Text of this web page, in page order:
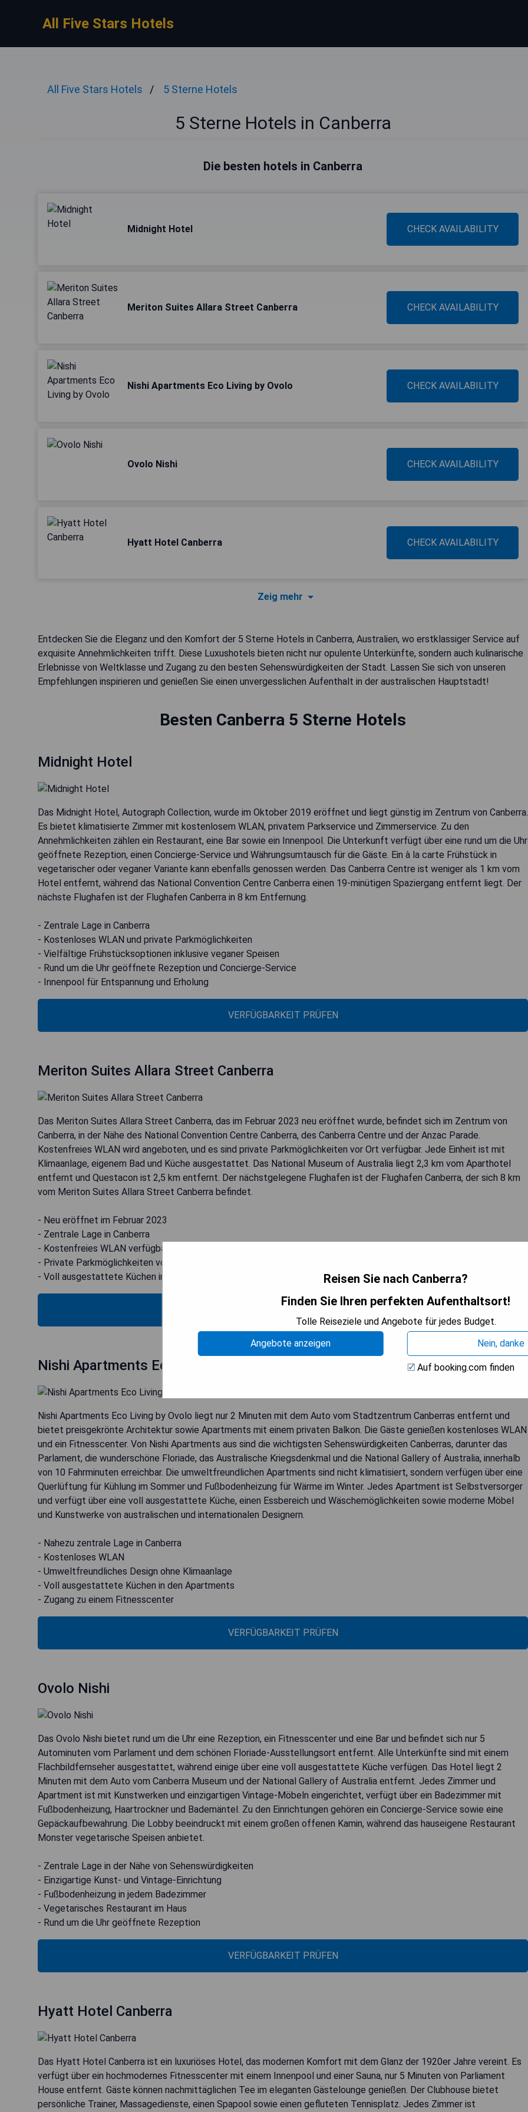
All Five Stars Hotels
All Five Stars Hotels 5 Sterne Hotels
5 Sterne Hotels in Canberra
Die besten hotels in Canberra
Midnight Hotel CHECK AVAILABILITY
Meriton Suites Allara Street Canberra CHECK AVAILABILITY
Nishi Apartments Eco Living by Ovolo CHECK AVAILABILITY
Ovolo Nishi CHECK AVAILABILITY
Hyatt Hotel Canberra CHECK AVAILABILITY
Zeig mehr
Entdecken Sie die Eleganz und den Komfort der 5 Sterne Hotels in Canberra, Australien, wo erstklassiger Service auf
exquisite Annehmlichkeiten trifft. Diese Luxushotels bieten nicht nur opulente Unterkünfte, sondern auch kulinarische
Erlebnisse von Weltklasse und Zugang zu den besten Sehenswürdigkeiten der Stadt. Lassen Sie sich von unseren
Empfehlungen inspirieren und genießen Sie einen unvergesslichen Aufenthalt in der australischen Hauptstadt!
Besten Canberra 5 Sterne Hotels
Midnight Hotel
Das Midnight Hotel, Autograph Collection, wurde im Oktober 2019 eröffnet und liegt günstig im Zentrum von Canberra.
Es bietet klimatisierte Zimmer mit kostenlosem WLAN, privatem Parkservice und Zimmerservice. Zu den
Annehmlichkeiten zählen ein Restaurant, eine Bar sowie ein Innenpool. Die Unterkunft verfügt über eine rund um die Uhr
geöffnete Rezeption, einen Concierge-Service und Währungsumtausch für die Gäste. Ein à la carte Frühstück in
vegetarischer oder veganer Variante kann ebenfalls genossen werden. Das Canberra Centre ist weniger als 1 km vom
Hotel entfernt, während das National Convention Centre Canberra einen 19-minütigen Spaziergang entfernt liegt. Der
nächste Flughafen ist der Flughafen Canberra in 8 km Entfernung.
- Zentrale Lage in Canberra
- Kostenloses WLAN und private Parkmöglichkeiten
- Vielfältige Frühstücksoptionen inklusive veganer Speisen
- Rund um die Uhr geöffnete Rezeption und Concierge-Service
- Innenpool für Entspannung und Erholung
VERFÜGBARKEIT PRÜFEN
Meriton Suites Allara Street Canberra
Das Meriton Suites Allara Street Canberra, das im Februar 2023 neu eröffnet wurde, befindet sich im Zentrum von
Canberra, in der Nähe des National Convention Centre Canberra, des Canberra Centre und der Anzac Parade.
Kostenfreies WLAN wird angeboten, und es sind private Parkmöglichkeiten vor Ort verfügbar. Jede Einheit ist mit
Klimaanlage, eigenem Bad und Küche ausgestattet. Das National Museum of Australia liegt 2,3 km vom Aparthotel
entfernt und Questacon ist 2,5 km entfernt. Der nächstgelegene Flughafen ist der Flughafen Canberra, der sich 8 km
vom Meriton Suites Allara Street Canberra befindet.
- Neu eröffnet im Februar 2023
- Zentrale Lage in Canberra
- Kostenfreies WLAN verfügbar
- Private Parkmöglichkeiten vorhanden
- Voll ausgestattete Küchen in den Einheiten
Nishi Apartments Eco Living by Ovolo
Nishi Apartments Eco Living by Ovolo liegt nur 2 Minuten mit dem Auto vom Stadtzentrum Canberras entfernt und
bietet preisgekrönte Architektur sowie Apartments mit einem privaten Balkon. Die Gäste genießen kostenloses WLAN
und ein Fitnesscenter. Von Nishi Apartments aus sind die wichtigsten Sehenswürdigkeiten Canberras, darunter das
Parlament, die wunderschöne Floriade, das Australische Kriegsdenkmal und die National Gallery of Australia, innerhalb
von 10 Fahrminuten erreichbar. Die umweltfreundlichen Apartments sind nicht klimatisiert, sondern verfügen über eine
Querlüftung für Kühlung im Sommer und Fußbodenheizung für Wärme im Winter. Jedes Apartment ist Selbstversorger
und verfügt über eine voll ausgestattete Küche, einen Essbereich und Wäschemöglichkeiten sowie moderne Möbel
und Kunstwerke von australischen und internationalen Designern.
- Nahezu zentrale Lage in Canberra
- Kostenloses WLAN
- Umweltfreundliches Design ohne Klimaanlage
- Voll ausgestattete Küchen in den Apartments
- Zugang zu einem Fitnesscenter
VERFÜGBARKEIT PRÜFEN
Ovolo Nishi
Das Ovolo Nishi bietet rund um die Uhr eine Rezeption, ein Fitnesscenter und eine Bar und befindet sich nur 5
Autominuten vom Parlament und dem schönen Floriade-Ausstellungsort entfernt. Alle Unterkünfte sind mit einem
Flachbildfernseher ausgestattet, während einige über eine voll ausgestattete Küche verfügen. Das Hotel liegt 2
Minuten mit dem Auto vom Canberra Museum und der National Gallery of Australia entfernt. Jedes Zimmer und
Apartment ist mit Kunstwerken und einzigartigen Vintage-Möbeln eingerichtet, verfügt über ein Badezimmer mit
Fußbodenheizung, Haartrockner und Bademäntel. Zu den Einrichtungen gehören ein Concierge-Service sowie eine
Gepäckaufbewahrung. Die Lobby beeindruckt mit einem großen offenen Kamin, während das hauseigene Restaurant
Monster vegetarische Speisen anbietet.
- Zentrale Lage in der Nähe von Sehenswürdigkeiten
- Einzigartige Kunst- und Vintage-Einrichtung
- Fußbodenheizung in jedem Badezimmer
- Vegetarisches Restaurant im Haus
- Rund um die Uhr geöffnete Rezeption
VERFÜGBARKEIT PRÜFEN
Hyatt Hotel Canberra
Das Hyatt Hotel Canberra ist ein luxuriöses Hotel, das modernen Komfort mit dem Glanz der 1920er Jahre vereint. Es
verfügt über ein hochmodernes Fitnesscenter mit einem Innenpool und einer Sauna, nur 5 Minuten von Parliament
House entfernt. Gäste können nachmittäglichen Tee im eleganten Gästelounge genießen. Der Clubhouse bietet
persönliche Trainer, Massagedienste, einen Spapool sowie einen gefluteten Tennisplatz. Jedes Zimmer ist
Reisen Sie nach Canberra?
Finden Sie Ihren perfekten Aufenthaltsort!
Tolle Reiseziele und Angebote für jedes Budget.
Angebote anzeigen
Nein, danke
Auf booking.com finden